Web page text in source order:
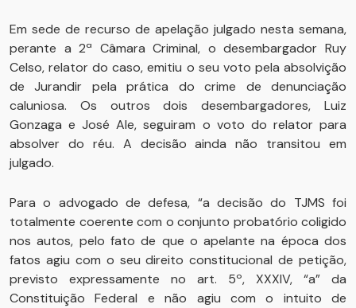
Em sede de recurso de apelação julgado nesta semana,
perante a 2ª Câmara Criminal, o desembargador Ruy
Celso, relator do caso, emitiu o seu voto pela absolvição
de Jurandir pela prática do crime de denunciação
caluniosa. Os outros dois desembargadores, Luiz
Gonzaga e José Ale, seguiram o voto do relator para
absolver do réu. A decisão ainda não transitou em
julgado.
Para o advogado de defesa, “a decisão do TJMS foi
totalmente coerente com o conjunto probatório coligido
nos autos, pelo fato de que o apelante na época dos
fatos agiu com o seu direito constitucional de petição,
previsto expressamente no art. 5º, XXXIV, “a” da
Constituição Federal e não agiu com o intuito de